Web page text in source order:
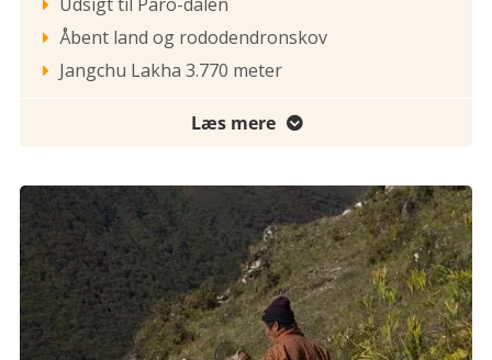

 Åbent land og rododendronskov
 Jangchu Lakha 3.770 meter
Læs mere 